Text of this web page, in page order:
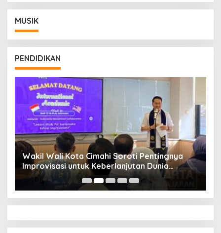
MUSIK
PENDIDIKAN
Wakil Wali Kota Cimahi Soroti Pentingnya
Improvisasi untuk Keberlanjutan Dunia
Pendidikan